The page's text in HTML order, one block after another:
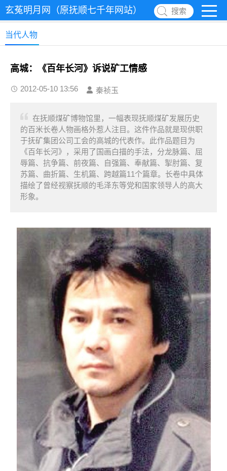
玄菟明月网（原抚顺七千年网站） 搜索
当代人物
高城：《百年长河》诉说矿工情感
2012-05-10 13:56 秦祯玉
在抚顺煤矿博物馆里，一幅表现抚顺煤矿发展历史
的百米长卷人物画格外惹人注目。这件作品就是现供职
于抚矿集团公司工会的高城的代表作。此作品题目为
《百年长河》，采用了国画白描的手法，分龙脉篇、屈
辱篇、抗争篇、前夜篇、自强篇、奉献篇、掣肘篇、复
苏篇、曲折篇、生机篇、跨越篇11个篇章。长卷中具体
描绘了曾经视察抚顺的毛泽东等党和国家领导人的高大
形象。